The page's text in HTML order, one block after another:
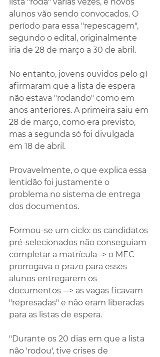
alunos vão sendo convocados. O
período para essa "repescagem",
segundo o edital, originalmente
iria de 28 de março a 30 de abril.
No entanto, jovens ouvidos pelo g1
afirmaram que a lista de espera
não estava "rodando" como em
anos anteriores. A primeira saiu em
28 de março, como era previsto,
mas a segunda só foi divulgada
em 18 de abril.
Provavelmente, o que explica essa
lentidão foi justamente o
problema no sistema de entrega
dos documentos.
Formou-se um ciclo: os candidatos
pré-selecionados não conseguiam
completar a matrícula -> o MEC
prorrogava o prazo para esses
alunos entregarem os
documentos --> as vagas ficavam
"represadas" e não eram liberadas
para as listas de espera.
"Durante os 20 dias em que a lista
não 'rodou', tive crises de